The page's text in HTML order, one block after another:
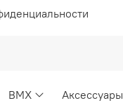
BMX Аксессуары